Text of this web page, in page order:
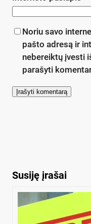
Noriu savo
pašto adresą ir
nebereiktų įvesti
parašyti
Susiję įrašai